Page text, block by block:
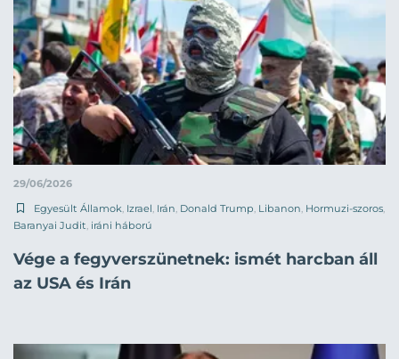
29/06/2026
Egyesült Államok, Izrael, Irán, Donald Trump, Libanon, Hormuzi-szoros,
Baranyai Judit, iráni háború
Vége a fegyverszünetnek: ismét harcban áll
az USA és Irán